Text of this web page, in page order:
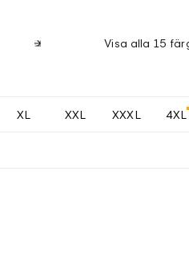
Visa alla 15
XL XXL XXXL 4XL